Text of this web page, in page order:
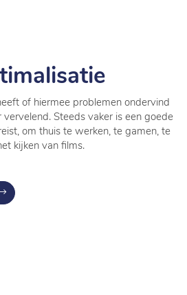
of hiermee problemen ondervind
Steeds vaker is een goede
om thuis te werken, te gamen, te
kijken van films.